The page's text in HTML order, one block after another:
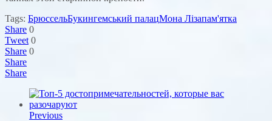
Tags: БрюссельБукингемський палацМона Лізапам'ятка
Share 0
Tweet 0
Share 0
Share
Share
Previous